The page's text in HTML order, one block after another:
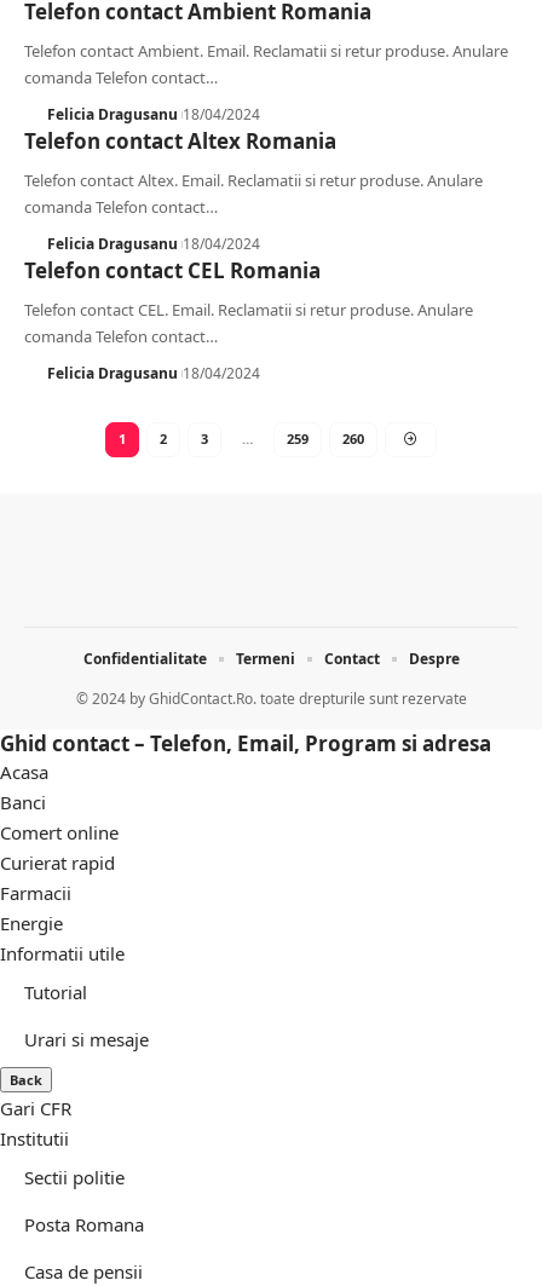
Telefon contact Ambient Romania
Telefon contact Ambient. Email. Reclamatii si retur produse. Anulare
comanda Telefon contact…
Felicia Dragusanu 18/04/2024
Telefon contact Altex Romania
Telefon contact Altex. Email. Reclamatii si retur produse. Anulare
comanda Telefon contact…
Felicia Dragusanu 18/04/2024
Telefon contact CEL Romania
Telefon contact CEL. Email. Reclamatii si retur produse. Anulare
comanda Telefon contact…
Felicia Dragusanu 18/04/2024
1 2 3 … 259 260
© 2024 byGhidContact.Ro. toate drepturile sunt rezervate
Confidentialitate Termeni Contact Despre
Ghid contact – Telefon, Email, Program si adresa
Acasa
Banci
Comert online
Curierat rapid
Farmacii
Energie
Informatii utile
Tutorial
Urari si mesaje
Back
Gari CFR
Institutii
Sectii politie
Posta Romana
Casa de pensii